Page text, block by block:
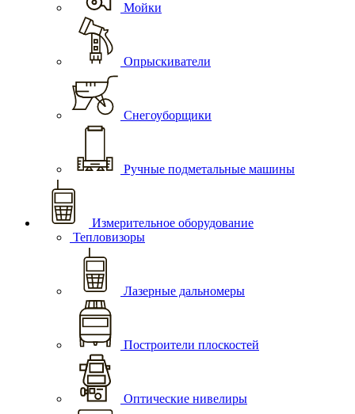
Мойки
Опрыскиватели
Снегоуборщики
Ручные подметальные машины
Измерительное оборудование
Тепловизоры
Лазерные дальномеры
Построители плоскостей
Оптические нивелиры